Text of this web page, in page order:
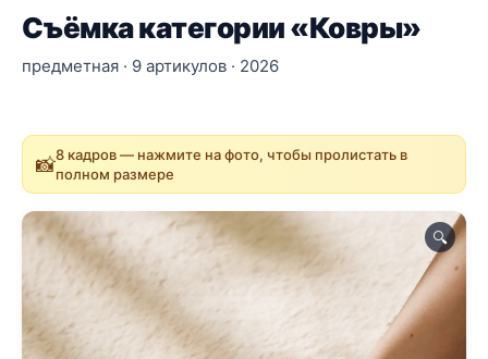
Съёмка категории «Ковры»
предметная · 9 артикулов · 2026
📸8 кадров — нажмите на фото, чтобы пролистать в
полном размере
🔍